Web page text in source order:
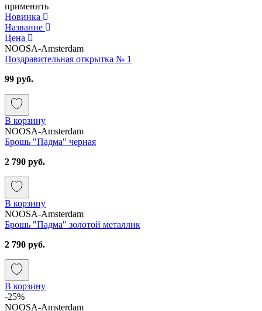
применить
Новинка
Название
Цена
NOOSA-Amsterdam
Поздравительная открытка № 1
99 руб.
В корзину
NOOSA-Amsterdam
Брошь "Падма" черная
2 790 руб.
В корзину
NOOSA-Amsterdam
Брошь "Падма" золотой металлик
2 790 руб.
В корзину
-25%
NOOSA-Amsterdam